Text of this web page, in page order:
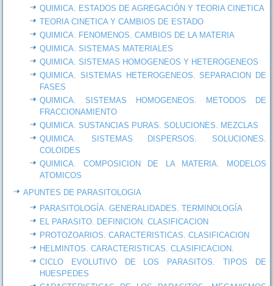
QUIMICA. ESTADOS DE AGREGACIÓN Y TEORIA CINETICA
TEORIA CINETICA Y CAMBIOS DE ESTADO
QUIMICA. FENOMENOS. CAMBIOS DE LA MATERIA
QUIMICA. SISTEMAS MATERIALES
QUIMICA. SISTEMAS HOMOGENEOS Y HETEROGENEOS
QUIMICA. SISTEMAS HETEROGENEOS. SEPARACION DE
FASES
QUIMICA. SISTEMAS HOMOGENEOS. METODOS DE
FRACCIONAMIENTO
QUIMICA. SUSTANCIAS PURAS. SOLUCIONES. MEZCLAS
QUIMICA. SISTEMAS DISPERSOS. SOLUCIONES.
COLOIDES
QUIMICA. COMPOSICION DE LA MATERIA. MODELOS
ATOMICOS
APUNTES DE PARASITOLOGIA
PARASITOLOGÍA. GENERALIDADES. TERMINOLOGÍA
EL PARASITO. DEFINICION. CLASIFICACION
PROTOZOARIOS. CARACTERISTICAS. CLASIFICACION
HELMINTOS. CARACTERISTICAS. CLASIFICACION.
CICLO EVOLUTIVO DE LOS PARASITOS. TIPOS DE
HUESPEDES